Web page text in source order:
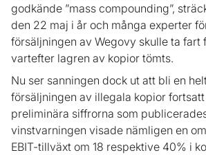
godkände ”mass compounding”,
den 22 maj i år och många experter
försäljningen av Wegovy skulle ta fart
vartefter lagren av kopior tömts.
Nu ser sanningen dock ut att bli en
försäljningen av illegala kopior
preliminära siffrorna som
vinstvarningen visade nämligen en
EBIT-tillväxt om 18 respektive 40% i